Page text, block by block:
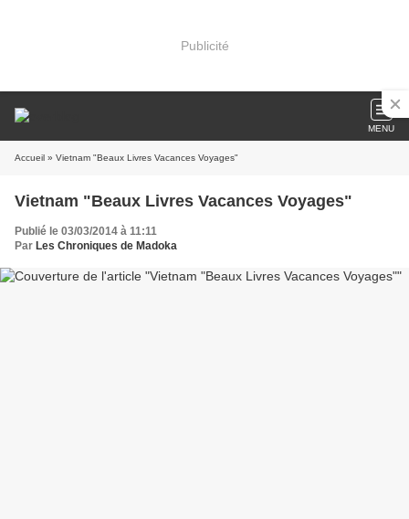
Publicité
MENU
Accueil » Vietnam "Beaux Livres Vacances Voyages"
Vietnam "Beaux Livres Vacances Voyages"
Publié le 03/03/2014 à 11:11
Par Les Chroniques de Madoka